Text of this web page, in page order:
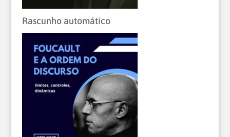
Rascunho automático